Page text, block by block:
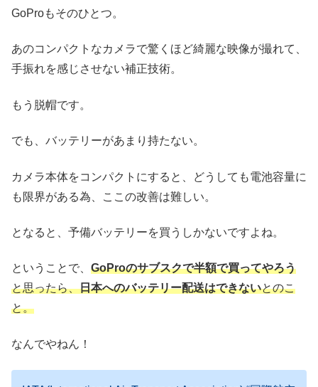
GoProもそのひとつ。
あのコンパクトなカメラで驚くほど綺麗な映像が撮れて、
手振れを感じさせない補正技術。
もう脱帽です。
でも、バッテリーがあまり持たない。
カメラ本体をコンパクトにすると、どうしても電池容量に
も限界がある為、ここの改善は難しい。
となると、予備バッテリーを買うしかないですよね。
ということで、 GoProのサブスクで半額で買ってやろう
と思ったら、日本へのバッテリー配送はできないとのこ
と。
なんでやねん！